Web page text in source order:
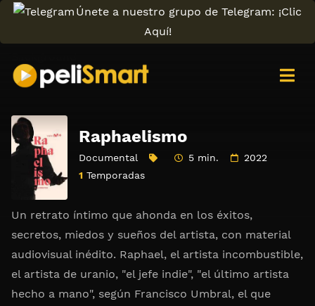
Únete a nuestro grupo de Telegram: ¡Clic
Aquí!
Raphaelismo
Documental 5 min.
2022
1 Temporadas
Un retrato íntimo que ahonda en los éxitos,
secretos, miedos y sueños del artista, con material
audiovisual inédito. Raphael, el artista incombustible,
el artista de uranio, "el jefe indie", "el último artista
hecho a mano", según Francisco Umbral, el que